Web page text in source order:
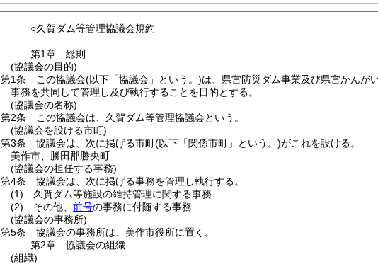
○久賀ダム等管理協議会規約
第1章
総則
(協議会の目的)
第1条
この協議会(以下「協議会」という。)は、県営防災ダム事業及び県営かんが
事務を共同して管理し及び執行することを目的とする。
(協議会の名称)
第2条
この協議会は、久賀ダム等管理協議会という。
(協議会を設ける市町)
第3条
協議会は、次に掲げる市町(以下「関係市町」という。)がこれを設ける。
美作市、勝田郡勝央町
(協議会の担任する事務)
第4条
協議会は、次に掲げる事務を管理し執行する。
(1)
久賀ダム等施設の維持管理に関する事務
(2)
その他、 前号の事務に付随する事務
(協議会の事務所)
第5条
協議会の事務所は、美作市役所に置く。
第2章
協議会の組織
(組織)